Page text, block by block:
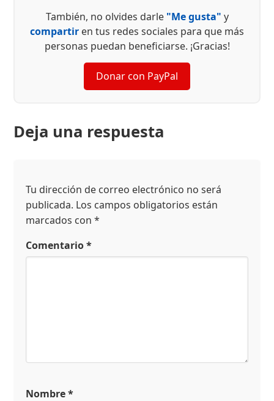
También, no olvides darle "Me gusta" y
compartir en tus redes sociales para que más
personas puedan beneficiarse. ¡Gracias!
Donar con PayPal
Deja una respuesta
Tu dirección de correo electrónico no será
publicada. Los campos obligatorios están
marcados con*
Comentario*
Nombre*